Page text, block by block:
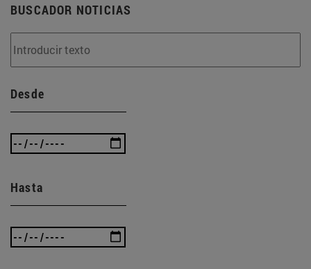
BUSCADOR NOTICIAS
Desde
Hasta